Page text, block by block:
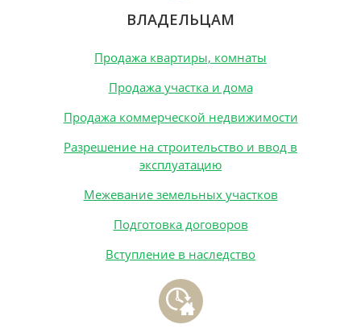
ВЛАДЕЛЬЦАМ
Продажа квартиры, комнаты
Продажа участка и дома
Продажа коммерческой недвижимости
Разрешение на строительство и ввод в
эксплуатацию
Межевание земельных участков
Подготовка договоров
Вступление в наследство